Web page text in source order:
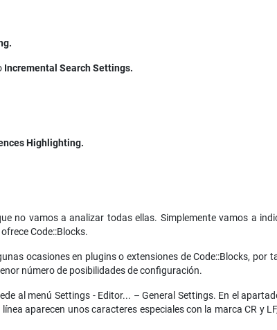
Incremental Search Settings.
Highlighting.
no vamos a analizar todas ellas. Simplemente vamos a
Code::Blocks.
ocasiones en plugins o extensiones de Code::Blocks, por
número de posibilidades de configuración.
al menú Settings - Editor... – General Settings. En el
aparecen unos caracteres especiales con la marca CR y